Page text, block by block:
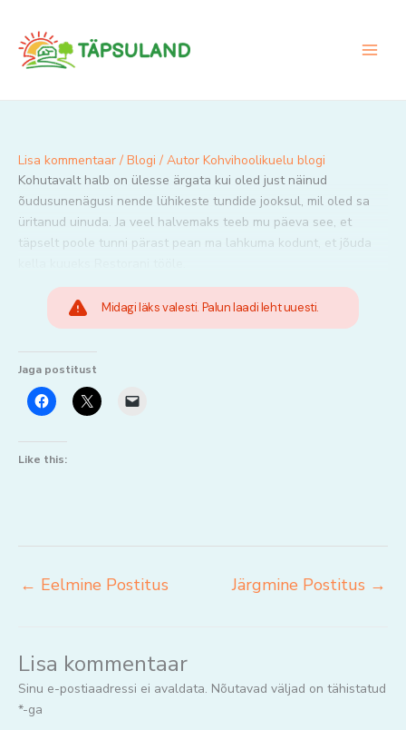
content
Lisa kommentaar / Blogi / Autor Kohvihoolikuelu blogi
Kohutavalt halb on ülesse ärgata kui oled just näinud
õudusunenägusi nende lühikeste tundide jooksul, mil oled sa
üritanud uinuda. Ja veel halvemaks teeb mu päeva see, et
täpselt poole tunni pärast pean ma lahkuma kodunt, et jõuda
Midagi läks valesti. Palun laadi leht uuesti.
Jaga postitust
Like this:
← Eelmine Postitus Järgmine Postitus →
Lisa kommentaar
Sinu e-postiaadressi ei avaldata. Nõutavad väljad on tähistatud
*-ga